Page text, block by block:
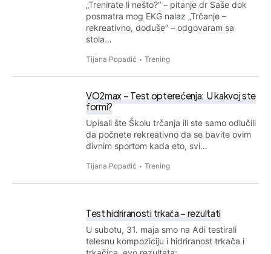
„Trenirate li nešto?“ – pitanje dr Saše dok
posmatra mog EKG nalaz „Trčanje –
rekreativno, doduše“ – odgovaram sa
stola…
Tijana Popadić Trening
VO2max – Test opterećenja: U kakvoj ste
formi?
Upisali šte Školu trčanja ili ste samo odlučili
da počnete rekreativno da se bavite ovim
divnim sportom kada eto, svi…
Tijana Popadić Trening
Test hidriranosti trkača – rezultati
U subotu, 31. maja smo na Adi testirali
telesnu kompoziciju i hidriranost trkača i